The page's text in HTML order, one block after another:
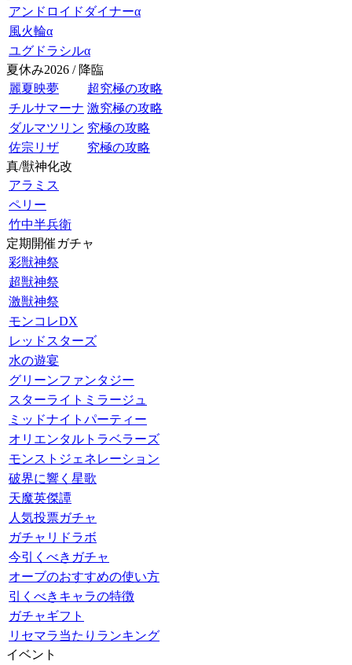
アンドロイドダイナーα
風火輪α
ユグドラシルα
夏休み2026 / 降臨
麗夏映夢
超究極の攻略
チルサマーナ 激究極の攻略
ダルマツリン 究極の攻略
佐宗リザ
究極の攻略
真/獣神化改
アラミス
ペリー
竹中半兵衛
定期開催ガチャ
彩獣神祭
超獣神祭
激獣神祭
モンコレDX
レッドスターズ
水の遊宴
グリーンファンタジー
スターライトミラージュ
ミッドナイトパーティー
オリエンタルトラベラーズ
モンストジェネレーション
破界に響く星歌
天魔英傑譚
人気投票ガチャ
ガチャリドラボ
今引くべきガチャ
オーブのおすすめの使い方
引くべきキャラの特徴
ガチャギフト
リセマラ当たりランキング
イベント